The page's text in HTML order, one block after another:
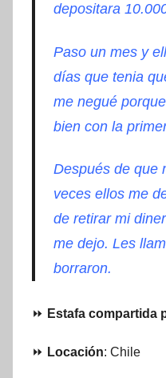
depositara
Paso un mes y
días que tenia
me negué
bien con la
Después de que
veces ellos me
de retirar mi
me dejo. Les
borraron.
⏩ Estafa compartida
⏩ Locación: Chile